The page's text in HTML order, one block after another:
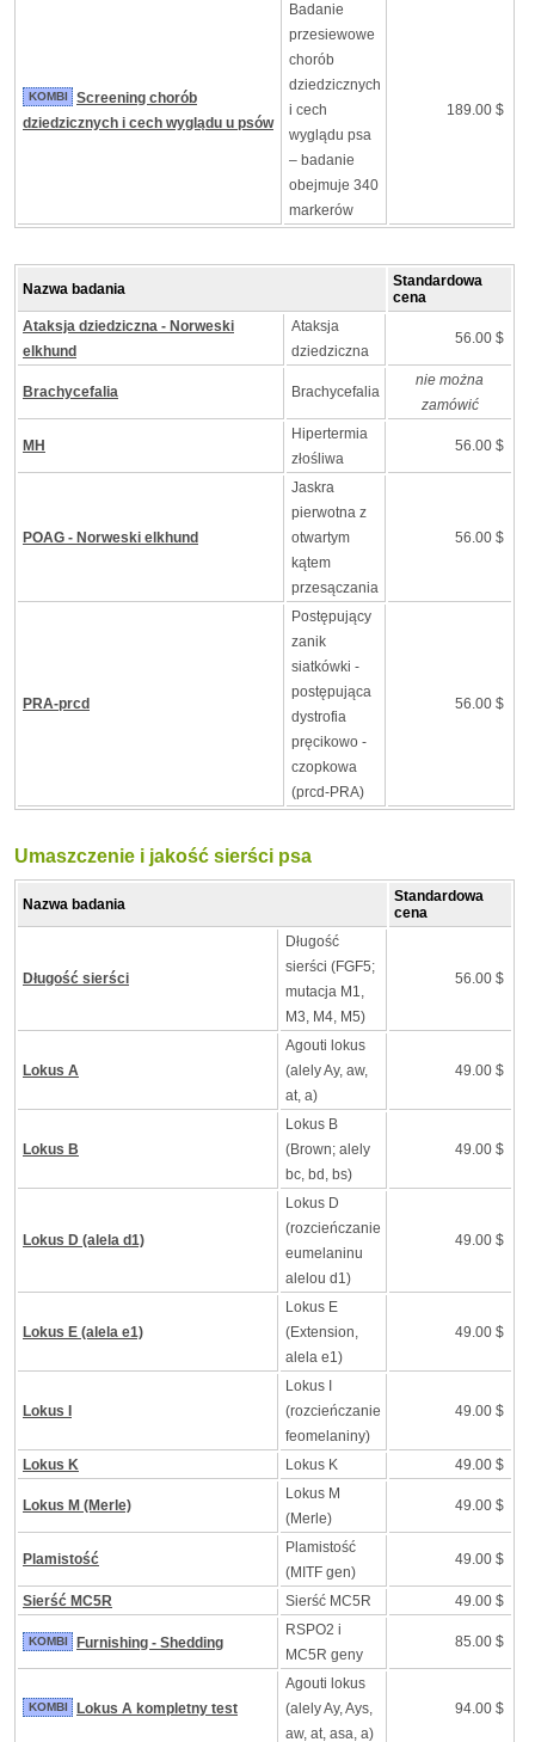
KOMBI
Screening chorób
dziedzicznych i cech wyglądu u psów
Badanie
przesiewowe
chorób
dziedzicznych
i cech
wyglądu psa
– badanie
obejmuje 340
markerów
189.00 $
Nazwa badania
Standardowa
cena
Ataksja dziedziczna - Norweski
elkhund
Ataksja
dziedziczna
56.00 $
Brachycefalia Brachycefalia
nie można
zamówić
MH
Hipertermia
złośliwa
56.00 $
POAG - Norweski elkhund
Jaskra
pierwotna z
otwartym
kątem
przesączania
56.00 $
PRA-prcd
Postępujący
zanik
siatkówki -
postępująca
dystrofia
pręcikowo -
czopkowa
(prcd-PRA)
56.00 $
Umaszczenie i jakość sierści psa
Nazwa badania
Standardowa
cena
Długość sierści
Długość
sierści (FGF5;
mutacja M1,
M3, M4, M5)
56.00 $
Lokus A
Agouti lokus
(alely Ay, aw,
at, a)
49.00 $
Lokus B
Lokus B
(Brown; alely
bc, bd, bs)
49.00 $
Lokus D (alela d1)
Lokus D
(rozcieńczanie
eumelaninu
alelou d1)
49.00 $
Lokus E (alela e1)
Lokus E
(Extension,
alela e1)
49.00 $
Lokus I
Lokus I
(rozcieńczanie
feomelaniny)
49.00 $
Lokus K Lokus K 49.00 $
Lokus M (Merle)
Lokus M
(Merle)
49.00 $
Plamistość
Plamistość
(MITF gen)
49.00 $
Sierść MC5R Sierść MC5R 49.00 $
KOMBI Furnishing - Shedding
RSPO2 i
MC5R geny
85.00 $
KOMBI Lokus A kompletny test
Agouti lokus
(alely Ay, Ays,
aw, at, asa, a)
94.00 $